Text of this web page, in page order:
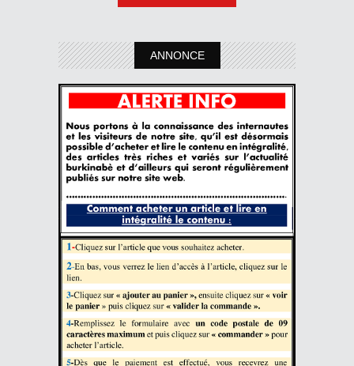
ANNONCE